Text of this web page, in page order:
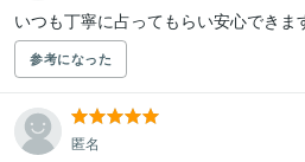
いつも丁寧に占ってもらい安心できま
参考になった
匿名